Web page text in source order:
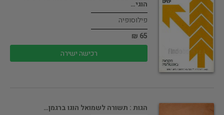
הוגי…
פילוסופיה
65 ₪
רכישה ישירה
הגות : תשורה לשמואל הוגו ברגמן…